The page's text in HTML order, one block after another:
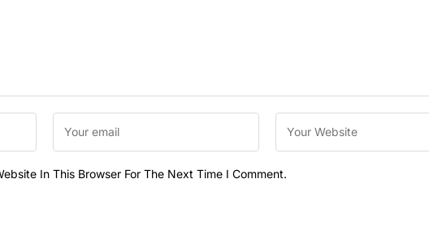
In This Browser For The Next Time I Comment.